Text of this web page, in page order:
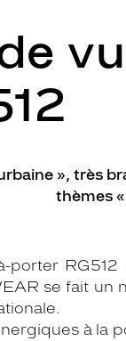
», très
thèmes
porter
se fait un
à la